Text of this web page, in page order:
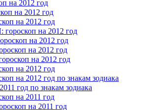
на 2012 год
на 2012 год
на 2012 год
на 2012 год
на 2012 год
на 2012 год
на 2012 год
на 2012 год
на 2012 год по знакам зодиака
год по знакам зодиака
на 2011 год
на 2011 год